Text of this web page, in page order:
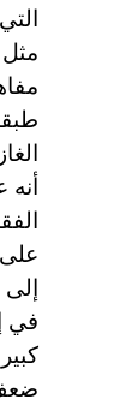
مثل
في
ضعف